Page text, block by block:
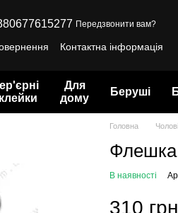
Передзвонити вам?
Контактна інформація
Для
дому
Беруші
Головна
Флешка
В наявності
310 грн